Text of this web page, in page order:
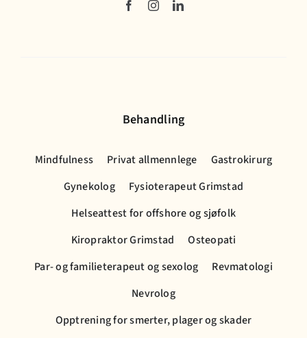
Behandling
Mindfulness Privat allmennlege
Gastrokirurg
Gynekolog
Fysioterapeut Grimstad
Helseattest for offshore og sjøfolk
Kiropraktor Grimstad
Osteopati
Par- og familieterapeut og sexolog
Revmatologi
Nevrolog
Opptrening for smerter, plager og skader